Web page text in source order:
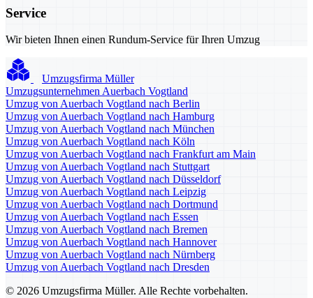
Service
Wir bieten Ihnen einen Rundum-Service für Ihren Umzug
Umzugsfirma Müller
Umzugsunternehmen Auerbach Vogtland
Umzug von Auerbach Vogtland nach Berlin
Umzug von Auerbach Vogtland nach Hamburg
Umzug von Auerbach Vogtland nach München
Umzug von Auerbach Vogtland nach Köln
Umzug von Auerbach Vogtland nach Frankfurt am Main
Umzug von Auerbach Vogtland nach Stuttgart
Umzug von Auerbach Vogtland nach Düsseldorf
Umzug von Auerbach Vogtland nach Leipzig
Umzug von Auerbach Vogtland nach Dortmund
Umzug von Auerbach Vogtland nach Essen
Umzug von Auerbach Vogtland nach Bremen
Umzug von Auerbach Vogtland nach Hannover
Umzug von Auerbach Vogtland nach Nürnberg
Umzug von Auerbach Vogtland nach Dresden
© 2026 Umzugsfirma Müller. Alle Rechte vorbehalten.